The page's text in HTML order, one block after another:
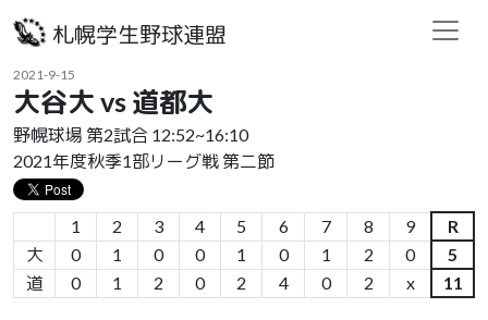
札幌学生野球連盟
2021-9-15
大谷大 vs 道都大
野幌球場 第2試合 12:52~16:10
2021年度秋季1部リーグ戦 第二節
1 2 3 4 5 6 7 8 9
R
大
0 1 0 0 1 0 1 2 0
5
道
0 1 2 0 2 4 0 2 x 11